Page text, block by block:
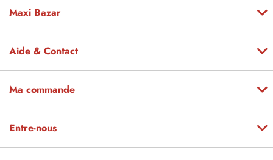
Maxi Bazar
Aide & Contact
Ma commande
Entre-nous